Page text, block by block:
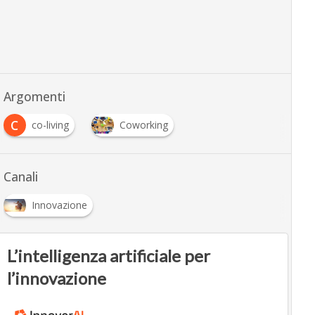
Argomenti
C
co-living Coworking
Canali
Innovazione
L’intelligenza artificiale per
l’innovazione